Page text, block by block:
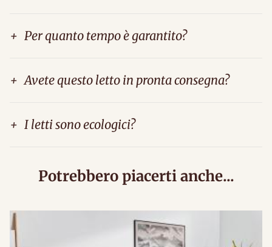
+ Per quanto tempo è garantito?
+ Avete questo letto in pronta consegna?
+ I letti sono ecologici?
Potrebbero piacerti anche...